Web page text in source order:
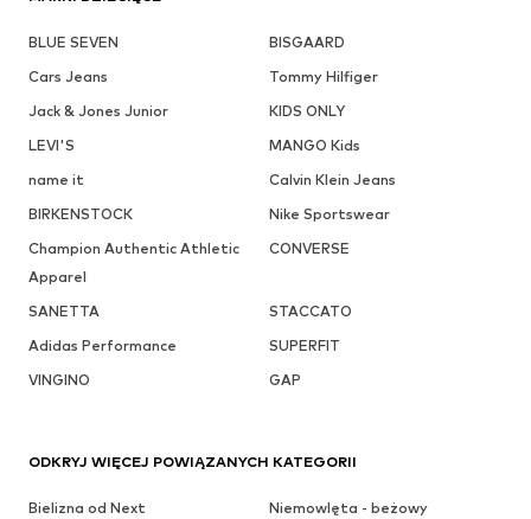
BLUE SEVEN
BISGAARD
Cars Jeans
Tommy Hilfiger
Jack & Jones Junior
KIDS ONLY
LEVI'S
MANGO Kids
name it
Calvin Klein Jeans
BIRKENSTOCK
Nike Sportswear
Champion Authentic Athletic
Apparel
CONVERSE
SANETTA
STACCATO
Adidas Performance
SUPERFIT
VINGINO
GAP
ODKRYJ WIĘCEJ POWIĄZANYCH KATEGORII
Bielizna od Next Niemowlęta - beżowy